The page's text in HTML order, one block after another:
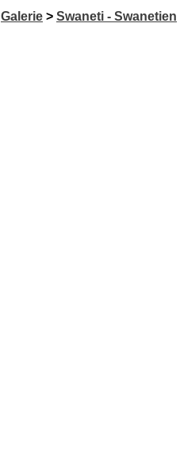
Galerie > Swaneti - Swanetien